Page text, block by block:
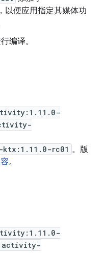
以便应用指定其媒体功
编译。
rc01 。版
。